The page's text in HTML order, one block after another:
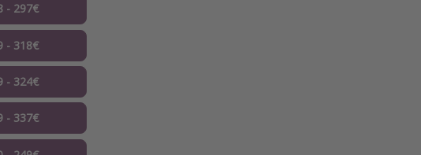
- 297€
- 318€
- 324€
- 337€